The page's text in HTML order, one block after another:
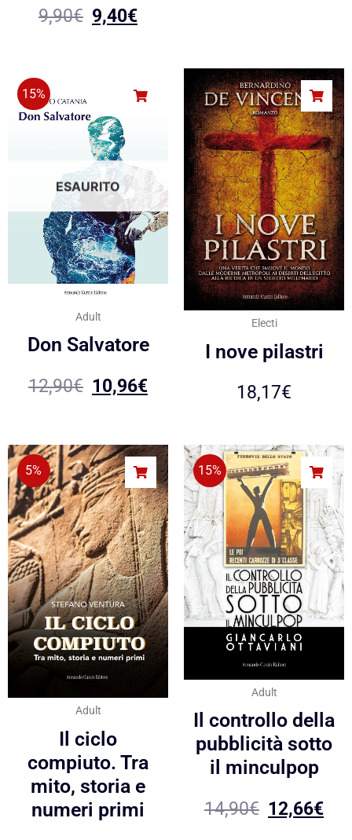
9,90€ 9,40€
15%
ESAURITO
Adult
Don Salvatore
12,90€ 10,96€
Electi
I nove pilastri
18,17€
5%
Adult
Il ciclo
compiuto. Tra
mito, storia e
numeri primi
15%
Adult
Il controllo della
pubblicità sotto
il minculpop
14,90€ 12,66€